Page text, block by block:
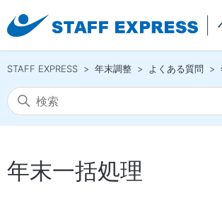
STAFF EXPRESS 年末調整 よくある質問
年末一括処理